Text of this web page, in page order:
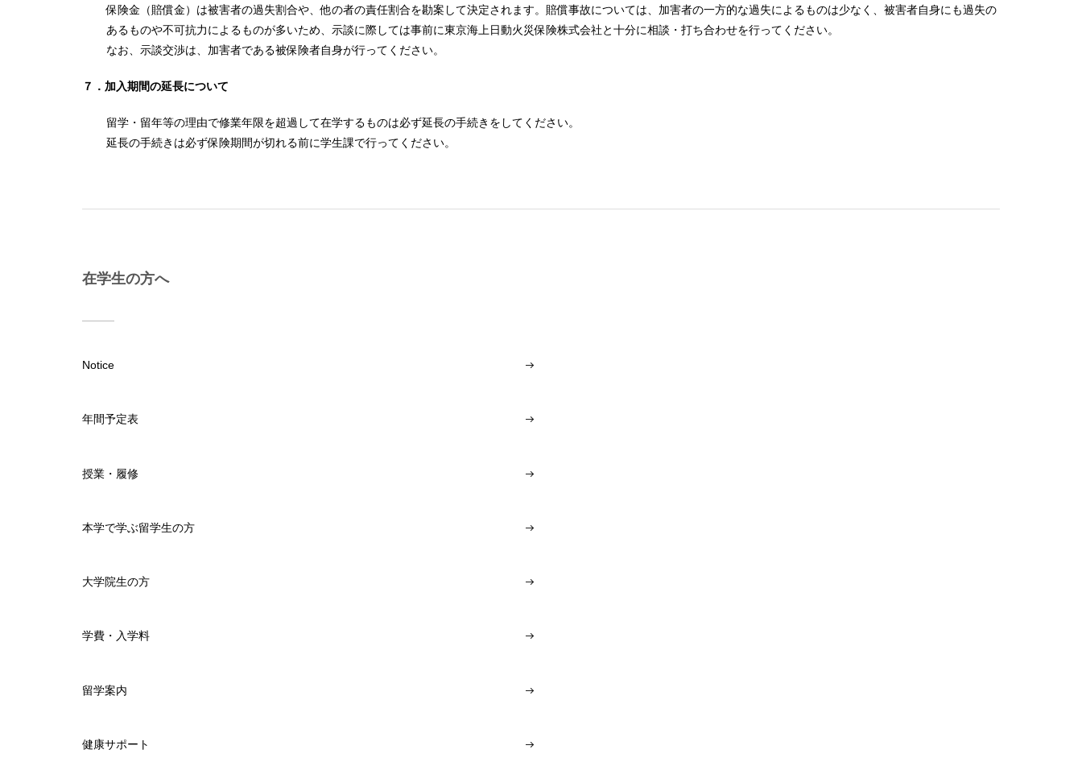
保険金（賠償金）は被害者の過失割合や、他の者の責任割合を勘案して決定されます。賠償事故については、加害者の一方的な過失によるものは少なく、被害者自身にも過失の
あるものや不可抗力によるものが多いため、示談に際しては事前に東京海上日動火災保険株式会社と十分に相談・打ち合わせを行ってください。
なお、示談交渉は、加害者である被保険者自身が行ってください。
７．加入期間の延長について
留学・留年等の理由で修業年限を超過して在学するものは必ず延長の手続きをしてください。
延長の手続きは必ず保険期間が切れる前に学生課で行ってください。
在学生の方へ
Notice
年間予定表
授業・履修
本学で学ぶ留学生の方
大学院生の方
学費・入学料
留学案内
健康サポート